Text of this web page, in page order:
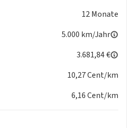
12 Monate
5.000 km/Jahr
3.681,84 €
10,27 Cent/km
6,16 Cent/km